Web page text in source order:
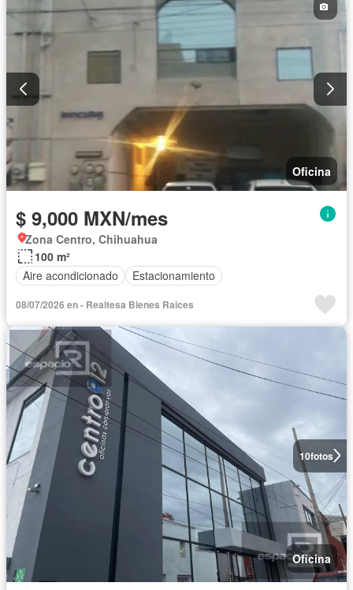
Oficina
$ 9,000 MXN/mes
Zona Centro, Chihuahua
100 m²
Aire acondicionado
Estacionamiento
08/07/2026 en - Realtesa Bienes Raices
10fotos
Oficina